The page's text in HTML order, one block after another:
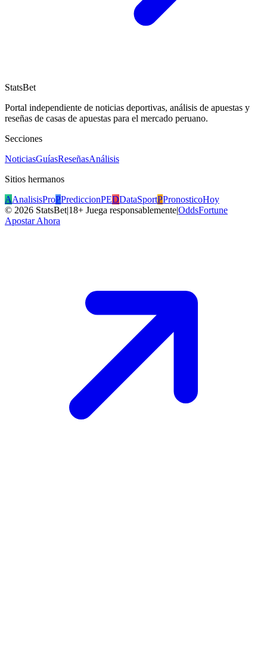
StatsBet
Portal independiente de noticias deportivas, análisis de apuestas y
reseñas de casas de apuestas para el mercado peruano.
Secciones
NoticiasGuíasReseñasAnálisis
Sitios hermanos
AAnalisisProPPrediccionPEDDataSportPPronosticoHoy
© 2026 StatsBet|18+ Juega responsablemente|OddsFortune
Apostar Ahora